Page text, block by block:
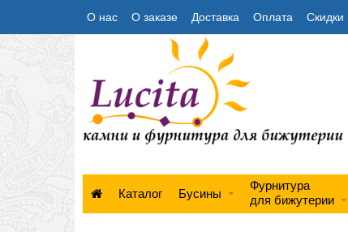
О нас О заказе Доставка Оплата Скидки
Каталог Бусины
Фурнитура
для бижутерии